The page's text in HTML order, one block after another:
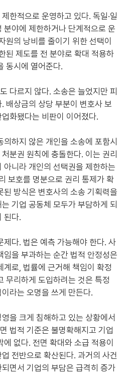
한적으로 운영하고 있다. 독일·일
분야에 제한하거나 단계적으로 운
원의 낭비를 줄이기 위한 선택이
된 제도를 전 분야로 확대 적용하
동시에 열어준다.
다르지 않다. 소송은 늘었지만 피
배상금의 상당 부분이 변호사 보
화됐다는 비판이 이어졌다.
하지 않은 개인을 소송에 포함시
분권 원칙에 충돌한다. 이는 권리
아니라 개인의 선택권을 제한하는
보호를 명분으로 권리 통제가 확
된 방식은 변호사의 소송 기획력을
기업 공동체 모두가 부담하게 되
된다.
제다. 법은 예측 가능해야 한다. 사
임을 부과하는 순간 법적 안정성은
로, 법률에 근거해 책임이 확정
무리하게 도입하려는 것은 특정
라는 오명을 쓰게 만든다.
을 크게 침해하고 있는 상황에서
법적 기준은 불명확해지고 기업
없다. 전면 확대와 소급 적용이
전반으로 확산된다. 과거의 사건
면서 기업의 부담은 급격히 증가